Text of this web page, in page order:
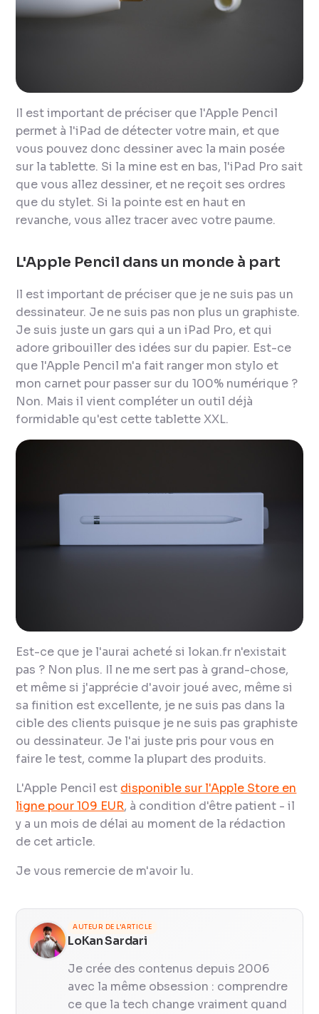
Il est important de préciser que l'Apple Pencil
permet à l'iPad de détecter votre main, et que
vous pouvez donc dessiner avec la main posée
sur la tablette. Si la mine est en bas, l'iPad Pro sait
que vous allez dessiner, et ne reçoit ses ordres
que du stylet. Si la pointe est en haut en
revanche, vous allez tracer avec votre paume.
L'Apple Pencil dans un monde à part
Il est important de préciser que je ne suis pas un
dessinateur. Je ne suis pas non plus un graphiste.
Je suis juste un gars qui a un iPad Pro, et qui
adore gribouiller des idées sur du papier. Est-ce
que l'Apple Pencil m'a fait ranger mon stylo et
mon carnet pour passer sur du 100% numérique ?
Non. Mais il vient compléter un outil déjà
formidable qu'est cette tablette XXL.
Est-ce que je l'aurai acheté si lokan.fr n'existait
pas ? Non plus. Il ne me sert pas à grand-chose,
et même si j'apprécie d'avoir joué avec, même si
sa finition est excellente, je ne suis pas dans la
cible des clients puisque je ne suis pas graphiste
ou dessinateur. Je l'ai juste pris pour vous en
faire le test, comme la plupart des produits.
L'Apple Pencil est disponible sur l'Apple Store en
ligne pour 109 EUR, à condition d'être patient - il
y a un mois de délai au moment de la rédaction
de cet article.
Je vous remercie de m'avoir lu.
AUTEUR DE L'ARTICLE
LoKan Sardari
Je crée des contenus depuis 2006
avec la même obsession : comprendre
ce que la tech change vraiment quand